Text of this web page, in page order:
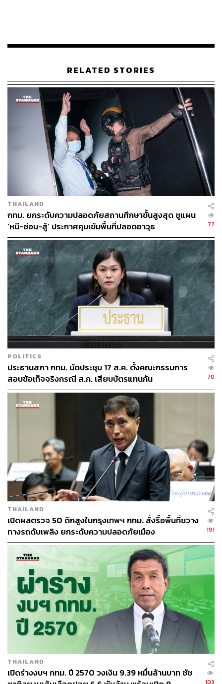
กรุงเทพมหานครสามารถทำได้แค่ 7 ตารางเมตรต่อคน
เท่านั้น และแม้ที่ผ่านมาจะมีคำสั่ง กทม. ให้เพิ่มพื้นที่สีเขียว
แต่ผลที่เกิดขึ้นคือสำนักงานเขตต่างๆ ทำได้เพียงไปปลูกต้นไม้
ที่เกาะกลางถนน หรือปลูกไม้เลื้อยจนทางเดินเท้าเสียหาย
หรือนำถุงต้นกล้าไปวางไว้ใต้สะพานทางด่วน ซึ่งไม่สามารถ
แก้ปัญหาได้ตรงจุด
ด้วยเหตุนี้ ตนและ ส.ก. พรรคก้าวไกล จึงขอร่วมกันเสนอร่าง
ข้อบัญญัติพื้นที่สีเขียว ซึ่งจะเป็นการบังคับใช้ต่อเฉพาะผู้ที่
สร้าง ซ่อมแซม และต่อเติมใหม่ ไม่รวมถึงตึกเก่าและอาคาร
ที่มีอยู่แล้ว และไม่เป็นการขัดต่อกฎหมายที่บังคับใช้อยู่ใน
ปัจจุบันคือ พ.ร.บ.ผังเมืองรวม และ พ.ร.บ.ควบคุมอาคาร แต่
อย่างใด เพราะเป็นการบังคับให้เพิ่มพื้นที่สีเขียวในพื้นที่ว่างที่
แต่ละอาคารจะต้องมีอยู่แล้ว ตามที่กฎหมายระดับ พ.ร.บ.
กำหนดไว้
ซึ่งทั้งหมดนี้จะมุ่งเน้นให้เกิดผลบังคับใช้กับอาคาร ที่อยู่อาศัย
คอนโด และหมู่บ้านจัดสรร ที่จะมีการสร้างขึ้นมาใหม่ ซึ่งจะ
เป็นการกำหนดกฎหมายออกมาได้อย่างตรงประเด็น ไม่
ต้องหาทางอ้อมเพื่อเพิ่มพื้นที่สีเขียวเหมือนที่ผ่านมาอีก
“กฎหมายเพิ่มพื้นที่สีเขียวฉบับนี้จะเป็นมาตรการเชิงรุก เพื่อ
ปกป้องสิทธิขั้นพื้นฐานของพี่น้องประชาชน และจะเป็น
ตัวอย่างที่ดีให้สมาชิกและสภาต่างๆ ทั่วประเทศไทย ในการ
เสนอข้อบัญญัติเพื่อดูแลสิทธิขั้นพื้นฐานด้านสุขภาพของพี่
น้องประชาชนทุกคน” พุทธิพัชร์กล่าว
อภิปรายให้การสนับสนุนร่างข้อบัญญัติพื้นที่สีเขียว โดยบาง
ส่วนระบุว่าต้องมีการพิจารณาให้ดีว่าร่างข้อบัญญัติดังกล่าว
จะไปขัดแย้งกับกฎหมายใหญ่หรือไม่ ในขณะที่ผู้อภิปรายบาง
รายมีความกังวลว่าอาจทำให้ผู้ใช้อาคารมีความลำบากมาก
ขึ้น มีนิยามที่ยังไม่ครอบคลุม และหลายข้อยังต้องมีการ
ตีความ อาจส่งผลในทางปฏิบัติได้
ในส่วนของพุทธิพัชร์ได้อภิปรายยืนยันต่อที่ประชุมว่า ข้อ
บัญญัติฉบับนี้ไม่ขัดต่อกฎหมายระดับ พ.ร.บ. แต่อย่างใด และ
เป็นการยกมาจาก พ.ร.บ. ทั้งหมด อย่างไรก็ตาม ที่เสนอในวัน
นี้เป็นเพียงร่างเท่านั้น หลังตั้งคณะกรรมการพิจารณาแล้วจะ
มีการปรับปรุงรายละเอียดโดยหารือหน่วยงานที่เกี่ยวข้อง
ทั้งหมด เพื่อนำเข้าสู่สภา กทม. ในวาระต่อไป
หลังจากนั้นจึงได้มีการลงมติในวาระที่ 1 ซึ่งผลการลงมติมีผู้
เห็นชอบทั้งสิ้น 31 คน งดออกเสียง 2 คน และให้มีการตั้งคณะ
กรรมการวิสามัญเพื่อพิจารณาร่างข้อบัญญัติฯ จำนวน 17 คน
เพื่อดำเนินการแก้ไขเพิ่มเติมร่างข้อบัญญัติดังกล่าวต่อไป
TAGS: กรุงเทพมหานคร พื้นที่สีเขียว สภากรุงเทพมหานคร
RELATED STORIES
THAILAND
กทม. ยกระดับความปลอดภัยสถานศึกษาขั้นสูงสุด ชูแผน
‘หนี-ซ่อน-สู้’ ประกาศคุมเข้มพื้นที่ปลอดอาวุธ
77
POLITICS
ประธานสภา กทม. นัดประชุม 17 ส.ค. ตั้งคณะกรรมการ
สอบข้อเท็จจริงกรณี ส.ก. เสียบบัตรแทนกัน
70
THAILAND
เปิดผลตรวจ 50 ตึกสูงในกรุงเทพฯ กทม. สั่งรื้อพื้นที่ขวาง
ทางรถดับเพลิง ยกระดับความปลอดภัยเมือง
191
THAILAND
เปิดร่างงบฯ กทม. ปี 2570 วงเงิน 9.39 หมื่นล้านบาท ชัช
103